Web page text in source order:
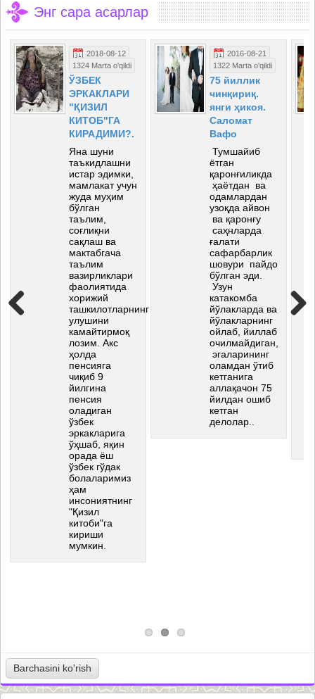
Энг сара асарлар
2018-08-12
1324 Marta o'qildi
ЎЗБЕК
ЭРКАКЛАРИ
"ҚИЗИЛ
КИТОБ"ГА
КИРАДИМИ?.
Яна шуни
таъкидлашни
истар эдимки,
мамлакат учун
жуда муҳим
бўлган
таълим,
соғлиқни
сақлаш ва
мактабгача
таълим
вазирликлари
фаолиятида
хорижий
ташкилотларнинг
улушини
камайтирмоқ
лозим. Акс
ҳолда
пенсияга
чиқиб 9
йилгина
пенсия
оладиган
ўзбек
эркакларига
ўҳшаб, яқин
орада ёш
ўзбек гўдак
болаларимиз
ҳам
инсониятнинг
"Қизил
китоби"га
кириши
мумкин.
2016-08-21
1322 Marta o'qildi
75 йиллик
чинқириқ.
янги ҳикоя.
Саломат
Вафо
Тумшайиб
ётган
қаронғиликда
ҳаётдан ва
одамлардан
узоқда айвон
ва қаронғу
саҳнларда
ғалати
сафарбарлик
шовури пайдо
бўлган эди.
Узун
катакомба
йўлакларда ва
йўлакларнинг
ойлаб, йиллаб
очилмайдиган,
эгаларининг
оламдан ўтиб
кетганига
аллақачон 75
йилдан ошиб
кетган
делолар..
Barchasini ko'rish